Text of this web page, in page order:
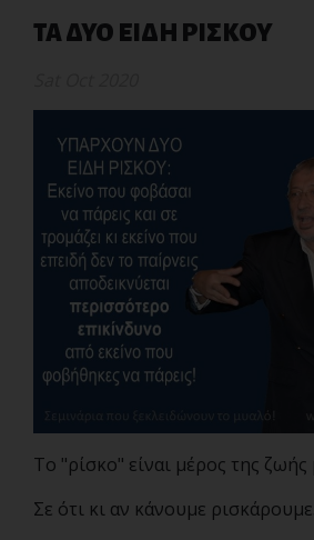
ΤΑ ΔΥΟ ΕΙΔΗ ΡΙΣΚΟΥ
Το "ρίσκο" είναι μέρος της ζωής
Σε ότι κι αν κάνουμε ρισκάρουμε.